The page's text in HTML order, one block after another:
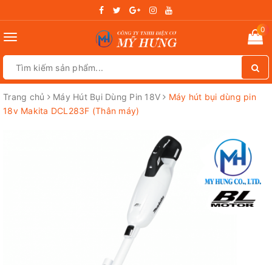
Toggle
0
Trang chủ Máy Hút Bụi Dùng Pin 18V
Máy hút bụi dùng pin
18v Makita DCL283F (Thân máy)